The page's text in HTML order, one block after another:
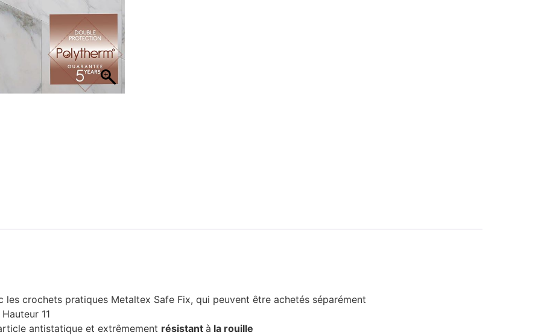
les crochets pratiques Metaltex Safe Fix, qui peuvent être achetés séparément
11
antistatique et extrêmement résistant à la rouille